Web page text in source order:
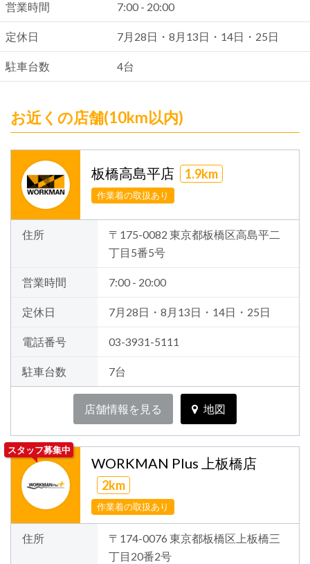
営業時間 7:00 - 20:00
定休日 7月28日・8月13日・14日・25日
駐車台数 4台
お近くの店舗(10km以内)
板橋高島平店 1.9km
作業着の取扱あり
住所
〒175-0082 東京都板橋区高島平二
丁目5番5号
営業時間 7:00 - 20:00
定休日 7月28日・8月13日・14日・25日
電話番号 03-3931-5111
駐車台数 7台
店舗情報を見る 地図
スタッフ募集中
WORKMAN Plus 上板橋店
2km
作業着の取扱あり
住所
〒174-0076 東京都板橋区上板橋三
丁目20番2号